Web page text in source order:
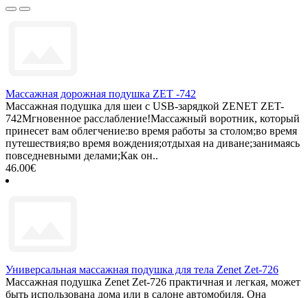
Массажная дорожная подушка ZET -742
Массажная подушка для шеи с USB-зарядкой ZENET ZET-
742Мгновенное расслабление!Массажный воротник, который
принесет вам облегчение:во время работы за столом;во время
путешествия;во время вождения;отдыхая на диване;занимаясь
повседневными делами;Как он..
46.00€
Универсальная массажная подушка для тела Zenet Zet-726
Массажная подушка Zenet Zet-726 практичная и легкая, может
быть использована дома или в салоне автомобиля. Она